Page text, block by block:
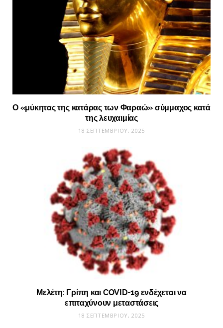
Ο «μύκητας της κατάρας των Φαραώ» σύμμαχος κατά
της λευχαιμίας
18 ΣΕΠΤΕΜΒΡΊΟΥ, 2025
Μελέτη: Γρίπη και COVID-19 ενδέχεται να
επιταχύνουν μεταστάσεις
18 ΣΕΠΤΕΜΒΡΊΟΥ, 2025